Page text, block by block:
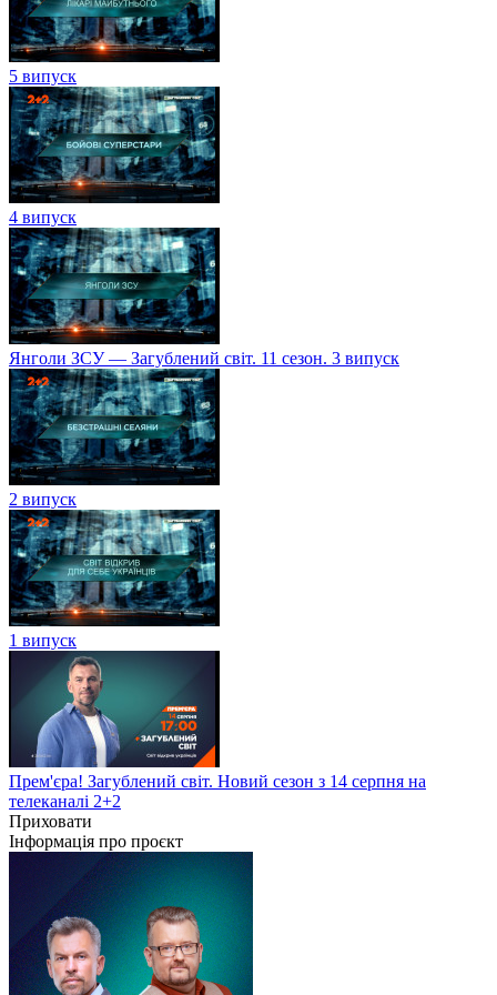
5 випуск
4 випуск
Янголи ЗСУ — Загублений світ. 11 сезон. 3 випуск
2 випуск
1 випуск
Прем'єра! Загублений світ. Новий сезон з 14 серпня на
телеканалі 2+2
Приховати
Інформація про проєкт